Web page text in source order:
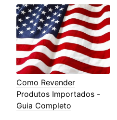
Como Revender
Produtos Importados -
Guia Completo